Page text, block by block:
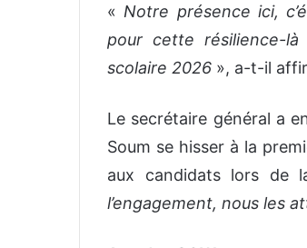
« Notre présence ici,
pour cette résilience-là
scolaire 2026 », a-t-il
Le secrétaire général a
Soum se hisser à la
aux candidats lors de
l’engagement, nous les